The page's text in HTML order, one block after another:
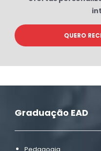
Graduação EAD
Pedagogia